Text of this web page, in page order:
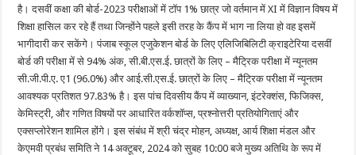
है। दसवीं कक्षा की बोर्ड-2023 परीक्षाओं में टॉप 1% छात्र जो वर्तमान में XI में विज्ञान विषय में
शिक्षा हासिल कर रहे हैं तथा जिन्होंने पहले इसी तरह के कैंप में भाग ना लिया हो वह इसमें
भागीदारी कर सकेंगे। पंजाब स्कूल एजुकेशन बोर्ड के लिए एलिजिबिलिटी क्राइटेरिया दसवीं
बोर्ड की परीक्षा में से 94% अंक, सी.बी.एस.ई. छात्रों के लिए – मैट्रिक परीक्षा में न्यूनतम
सी.जी.पी.ए. ए1 (96.0%) और आई.सी.एस.ई. छात्रों के लिए – मैट्रिक परीक्षा में न्यूनतम
आवश्यक प्रतिशत 97.83% है। इस पांच दिवसीय कैंप में व्याख्यान, इंटरेक्शंस, फिजिक्स,
केमिस्ट्री, और गणित विषयों पर आधारित वर्कशॉप्स, प्रश्नोत्तरी प्रतियोगिताएं और
एक्सप्लोरेशन शामिल होंगे। इस संबंध में श्री चंद्र मोहन, अध्यक्ष, आर्य शिक्षा मंडल और
केएमवी प्रबंध समिति ने 14 अक्टूबर, 2024 को सुबह 10:00 बजे मुख्य अतिथि के रूप में